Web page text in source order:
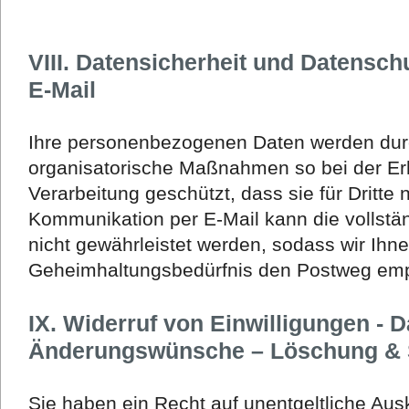
VIII. Datensicherheit und
E-Mail
Ihre personenbezogenen Daten werden
organisatorische Maßnahmen so bei der
Verarbeitung geschützt, dass sie für Dritte
Kommunikation per E-Mail kann die
nicht gewährleistet werden, sodass wir
Geheimhaltungsbedürfnis den Postweg
IX. Widerruf von Einwilligungen -
Änderungswünsche – Löschung
Sie haben ein Recht auf unentgeltliche